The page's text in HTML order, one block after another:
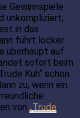
Gewinnspiele
unkompliziert,
in das
führt locker
überhaupt auf
sofort beim
Kuh“ schon
zu, wenn ein
von „Trude